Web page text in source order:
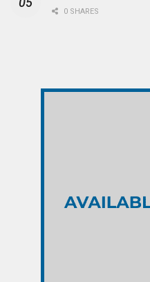
0 SHARES